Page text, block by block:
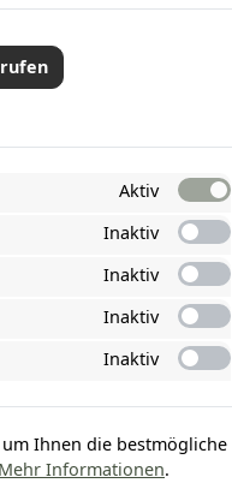
anders angegeben.Aktiv
Inaktiv
Inaktiv
Inaktiv
Inaktiv
Ihnen die bestmögliche
Mehr Informationen.